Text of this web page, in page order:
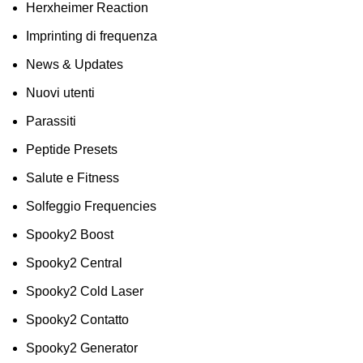
Herxheimer Reaction
Imprinting di frequenza
News & Updates
Nuovi utenti
Parassiti
Peptide Presets
Salute e Fitness
Solfeggio Frequencies
Spooky2 Boost
Spooky2 Central
Spooky2 Cold Laser
Spooky2 Contatto
Spooky2 Generator